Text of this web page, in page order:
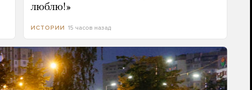
люблю!»
ИСТОРИИ 15 часов назад